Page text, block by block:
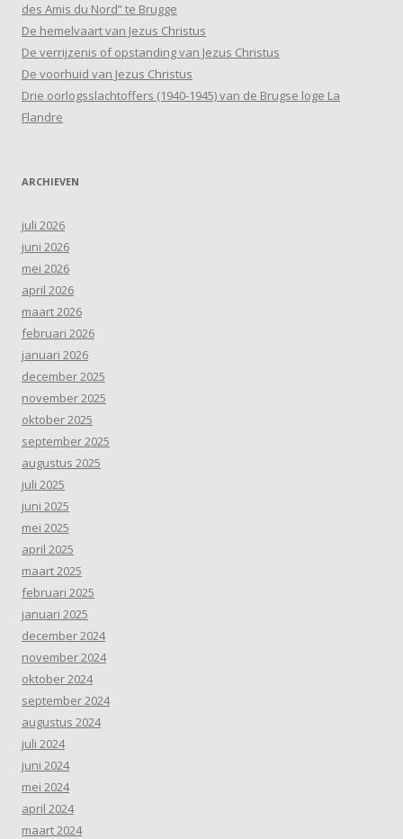
des Amis du Nord” te Brugge
De hemelvaart van Jezus Christus
De verrijzenis of opstanding van Jezus Christus
De voorhuid van Jezus Christus
Drie oorlogsslachtoffers (1940-1945) van de Brugse loge La
Flandre
ARCHIEVEN
juli 2026
juni 2026
mei 2026
april 2026
maart 2026
februari 2026
januari 2026
december 2025
november 2025
oktober 2025
september 2025
augustus 2025
juli 2025
juni 2025
mei 2025
april 2025
maart 2025
februari 2025
januari 2025
december 2024
november 2024
oktober 2024
september 2024
augustus 2024
juli 2024
juni 2024
mei 2024
april 2024
maart 2024